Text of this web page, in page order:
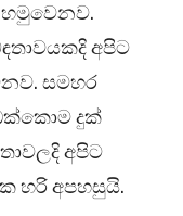
අපිට
සමහර
දුක්
අපිට
හරි අපහසුයි.